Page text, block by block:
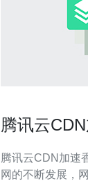
腾讯云
腾讯云CDN加速香
网的不断发展，